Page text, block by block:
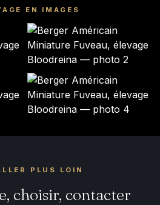
EN IMAGES
PLUS LOIN
choisir, contacter